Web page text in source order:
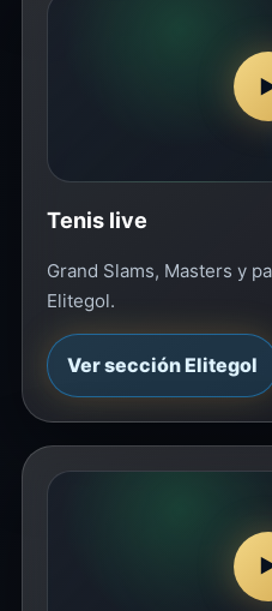
Tenis live
Grand Slams, Masters y
Elitegol.
Ver sección Elitegol